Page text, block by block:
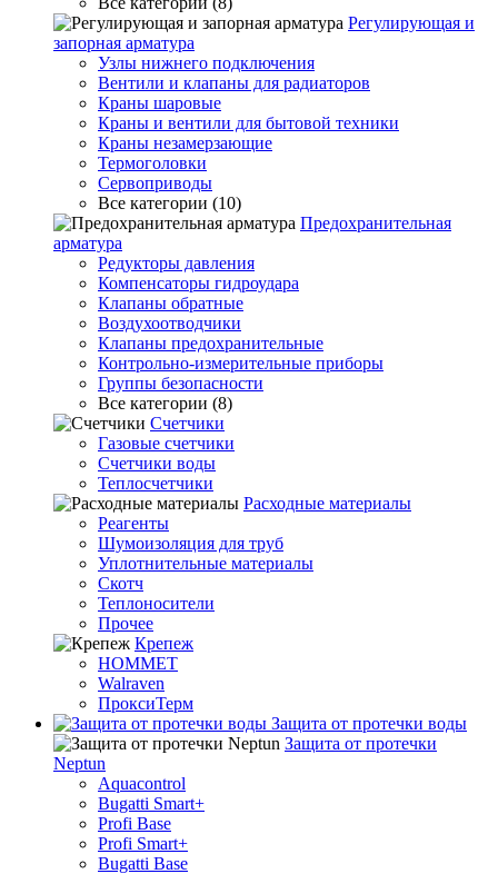
Регулирующая и
запорная арматура
Узлы нижнего подключения
Вентили и клапаны для радиаторов
Краны шаровые
Краны и вентили для бытовой техники
Краны незамерзающие
Термоголовки
Сервоприводы
Все категории (10)
Предохранительная
арматура
Редукторы давления
Компенсаторы гидроудара
Клапаны обратные
Воздухоотводчики
Клапаны предохранительные
Контрольно-измерительные приборы
Группы безопасности
Все категории (8)
Счетчики
Газовые счетчики
Счетчики воды
Теплосчетчики
Расходные материалы
Реагенты
Шумоизоляция для труб
Уплотнительные материалы
Скотч
Теплоносители
Прочее
Крепеж
HOMMET
Walraven
ПроксиТерм
Защита от протечки воды
Защита от протечки
Neptun
Aquacontrol
Bugatti Smart+
Profi Base
Profi Smart+
Bugatti Base